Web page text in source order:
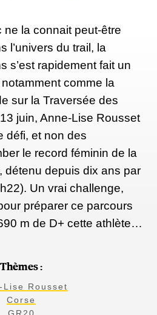
ne la connait peut-être
l’univers du trail, la
s’est rapidement fait un
comme la
sur la Traversée des
juin, Anne-Lise Rousset
défi, et non des
le record féminin de la
détenu depuis dix ans par
Un vrai challenge,
préparer ce parcours
m de D+ cette athlète…
Thèmes :
Lise Rousset
Corse